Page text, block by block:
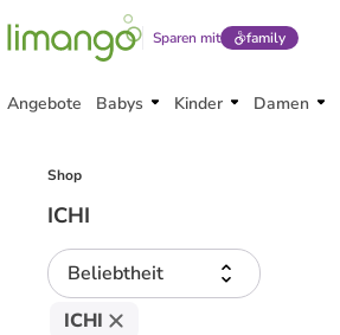
Sparen mit family
Angebote Babys Kinder Damen
Shop
ICHI
Beliebtheit
ICHI